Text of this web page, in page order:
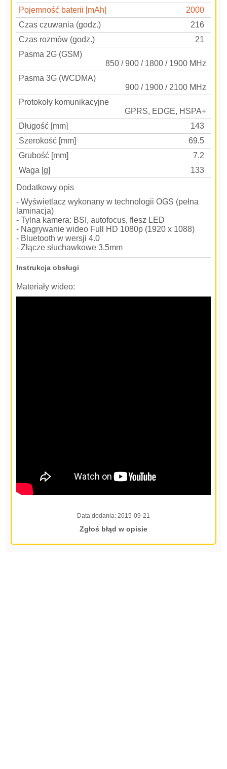
Pojemność baterii [mAh]
2000
Czas czuwania (godz.)
216
Czas rozmów (godz.)
21
Pasma 2G (GSM)
850 / 900 / 1800 / 1900 MHz
Pasma 3G (WCDMA)
900 / 1900 / 2100 MHz
Protokoły komunikacyjne
GPRS, EDGE, HSPA+
Długość [mm]
143
Szerokość [mm]
69.5
Grubość [mm]
7.2
Waga [g]
133
Dodatkowy opis
- Wyświetlacz wykonany w technologii OGS (pełna
laminacja)
- Tylna kamera: BSI, autofocus, flesz LED
- Nagrywanie wideo Full HD 1080p (1920 x 1088)
- Bluetooth w wersji 4.0
- Złącze słuchawkowe 3.5mm
Instrukcja obsługi
Materiały wideo:
Data dodania: 2015-09-21
Zgłoś błąd w opisie